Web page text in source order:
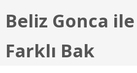
Beliz Gonca
Farklı Bak